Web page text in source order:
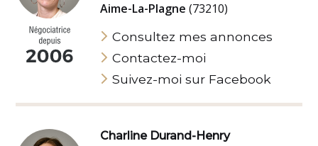
Aime-La-Plagne(73210)
Consultez mes annonces
Contactez-moi
Suivez-moi sur Facebook
Charline Durand-Henry